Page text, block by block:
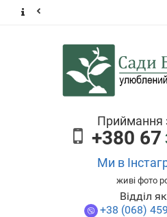
Приймання
+380 67
Ми в
живі фото
Відділ
+38 (068)